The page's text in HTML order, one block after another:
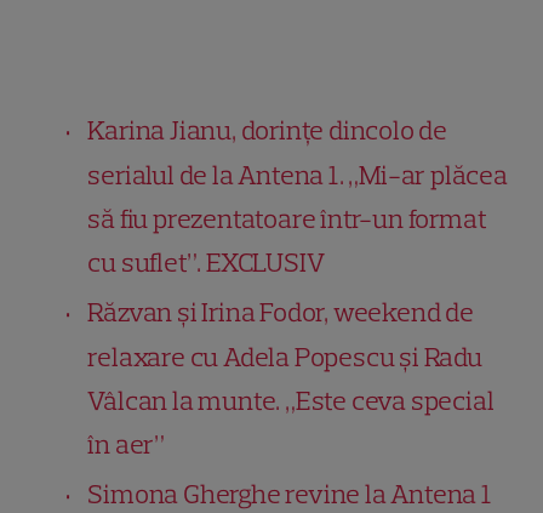
Karina Jianu, dorințe dincolo de
serialul de la Antena 1. „Mi-ar plăcea
să fiu prezentatoare într-un format
cu suflet”. EXCLUSIV
Răzvan și Irina Fodor, weekend de
relaxare cu Adela Popescu și Radu
Vâlcan la munte. „Este ceva special
în aer”
Simona Gherghe revine la Antena 1